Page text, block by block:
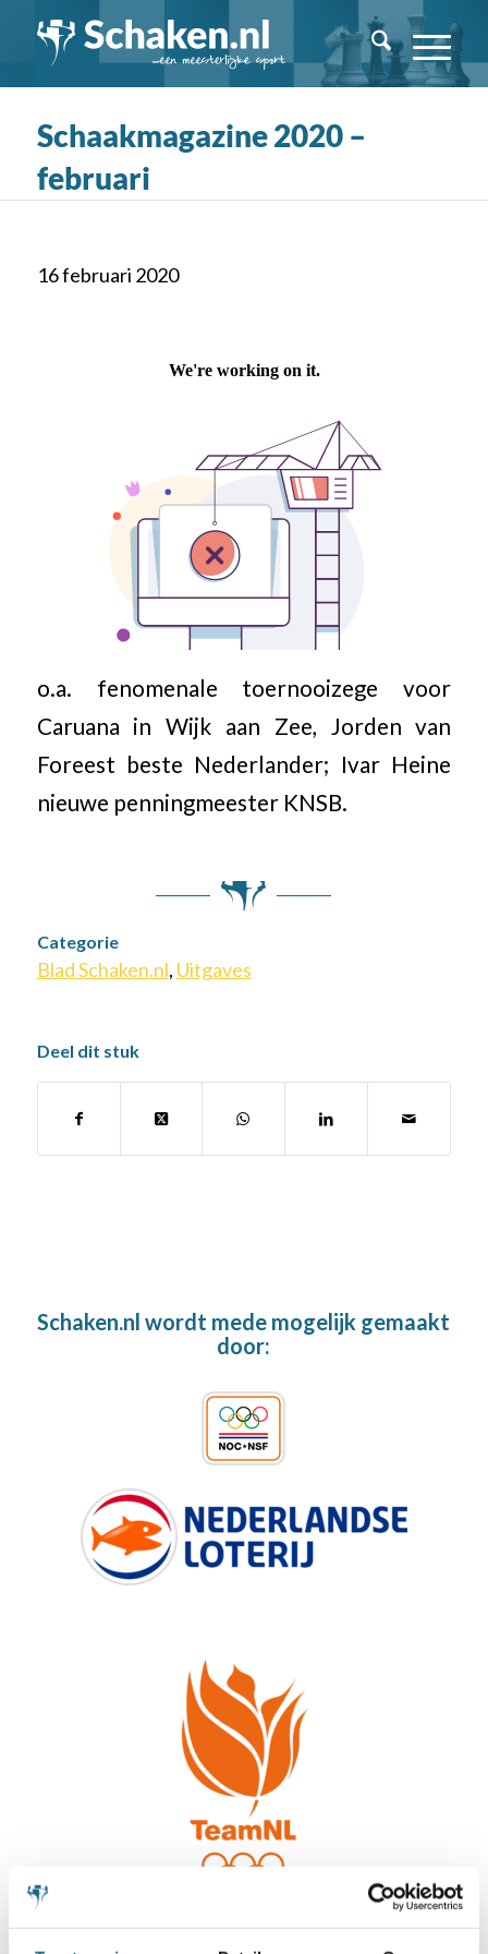
Schaakmagazine 2020 –
februari
16 februari 2020
o.a. fenomenale toernooizege voor
Caruana in Wijk aan Zee, Jorden van
Foreest beste Nederlander; Ivar Heine
nieuwe penningmeester KNSB.
Categorie
Blad Schaken.nl, Uitgaves
Deel dit stuk
Schaken.nl wordt mede mogelijk gemaakt
door: